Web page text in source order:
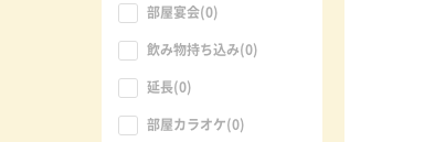
部屋宴会(0)
飲み物持ち込み(0)
延長(0)
部屋カラオケ(0)